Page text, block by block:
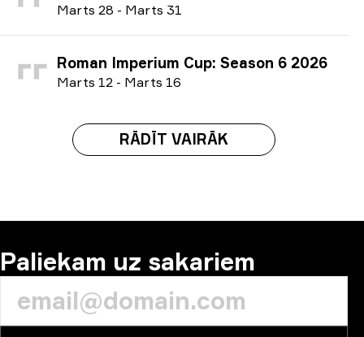
Marts 28 - Marts 31
Roman Imperium Cup: Season 6 2026
Marts 12 - Marts 16
RĀDĪT VAIRĀK
Paliekam uz sakariem